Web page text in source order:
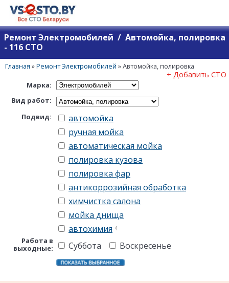
Ремонт Электромобилей / Автомойка, полировка
- 116 СТО
Главная »Ремонт Электромобилей »Автомойка, полировка
+ Добавить СТО
Марка:
Вид работ:
Подвид:
автомойка
ручная мойка
автоматическая мойка
полировка кузова
полировка фар
антикоррозийная обработка
химчистка салона
мойка днища
автохимия 4
Работа в
выходные:
Суббота Воскресенье